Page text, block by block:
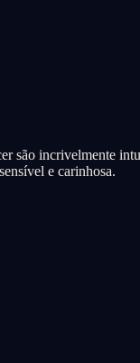
são incrivelmente
e carinhosa.